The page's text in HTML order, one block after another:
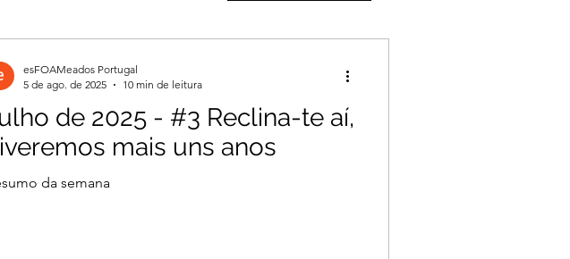
2026 de 2025 - #3 Reclina-te aí,
mais uns anos
da semana
esFOAMeados Portugal
5 de ago. de 2025
10 min de leitura